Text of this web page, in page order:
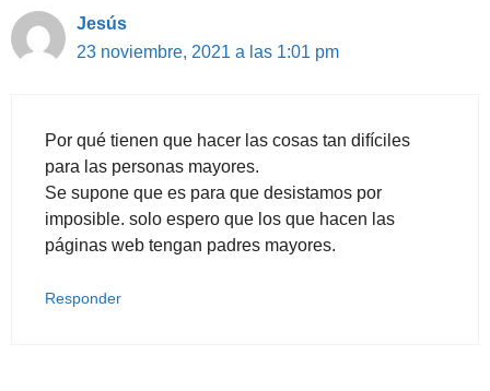
Jesús
23 noviembre, 2021 a las 1:01 pm
Por qué tienen que hacer las cosas tan difíciles
para las personas mayores.
Se supone que es para que desistamos por
imposible. solo espero que los que hacen las
páginas web tengan padres mayores.
Responder